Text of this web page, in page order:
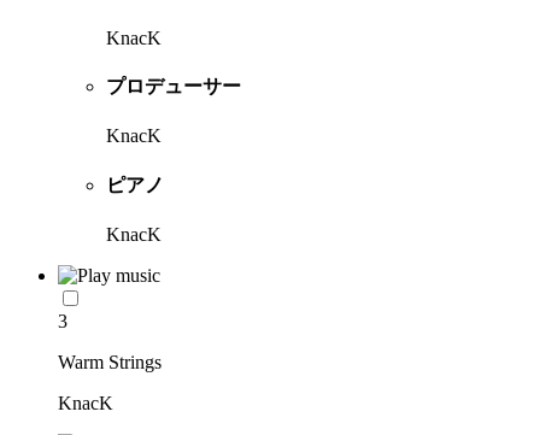
KnacK
プロデューサー
KnacK
ピアノ
KnacK
3
Warm Strings
KnacK